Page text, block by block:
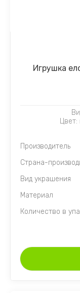
Игрушка
Производитель
Страна-
Вид украшения
Материал
Количество в